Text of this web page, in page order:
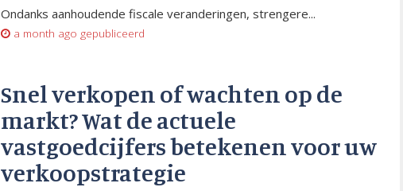
Ondanks aanhoudende fiscale veranderingen, strengere...
a month ago gepubliceerd
Snel verkopen of wachten op de
markt? Wat de actuele
vastgoedcijfers betekenen voor uw
verkoopstrategie